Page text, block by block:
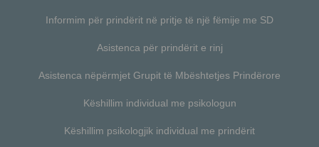
Informim për prindërit në pritje të një fëmije me SD
Asistenca për prindërit e rinj
Asistenca nëpërmjet Grupit të Mbështetjes Prindërore
Këshillim individual me psikologun
Këshillim psikologjik individual me prindërit